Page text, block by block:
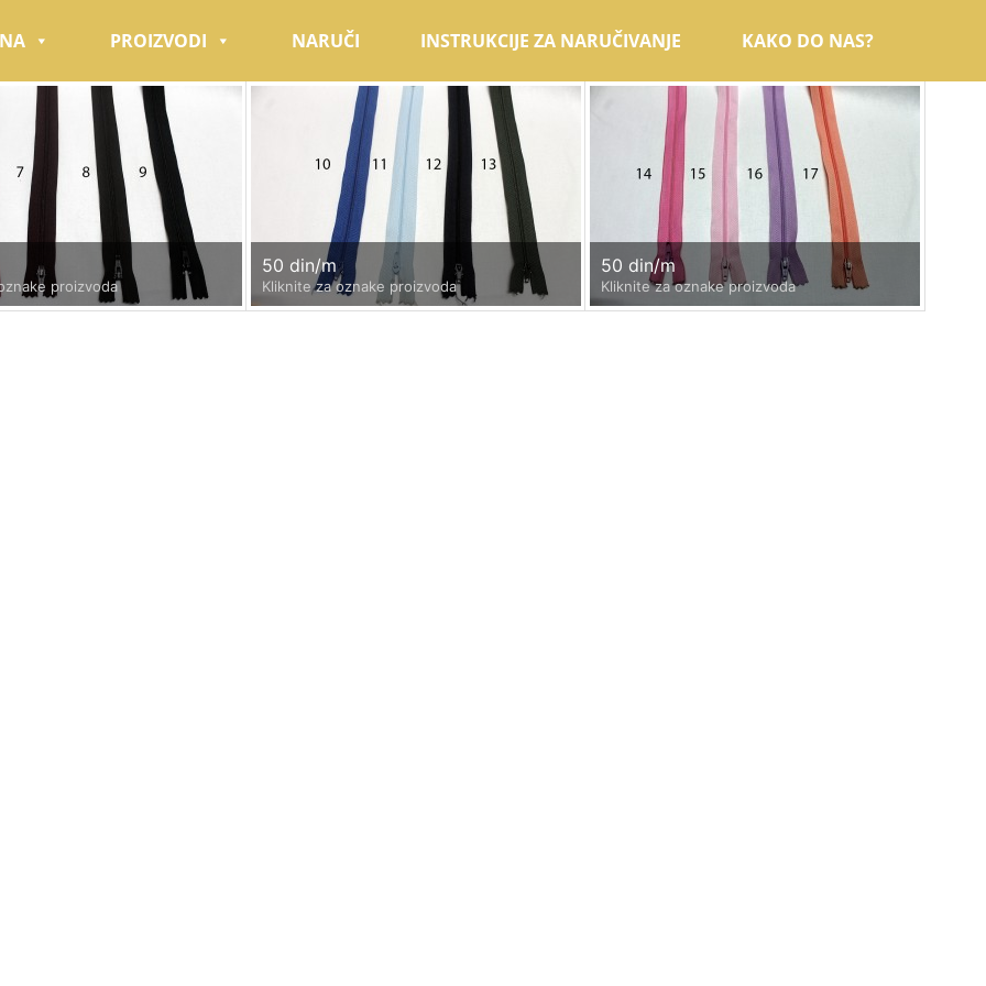
PROIZVODI NARUČI INSTRUKCIJE ZA NARUČIVANJE KAKO DO NAS?
proizvoda
50 din/m
Kliknite za oznake proizvoda
50 din/m
Kliknite za oznake proizvoda